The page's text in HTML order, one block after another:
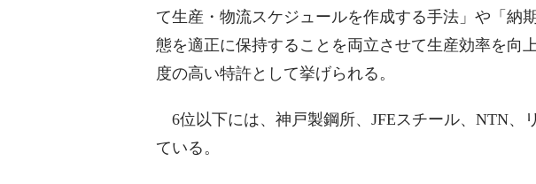
て生産・物流スケジュールを作成する手法」や「納
態を適正に保持することを両立させて生産効率を向
度の高い特許として挙げられる。
6位以下には、神戸製鋼所、JFEスチール、NTN、
ている。